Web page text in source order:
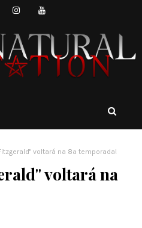
voltará na 8ª temporada!
voltará na